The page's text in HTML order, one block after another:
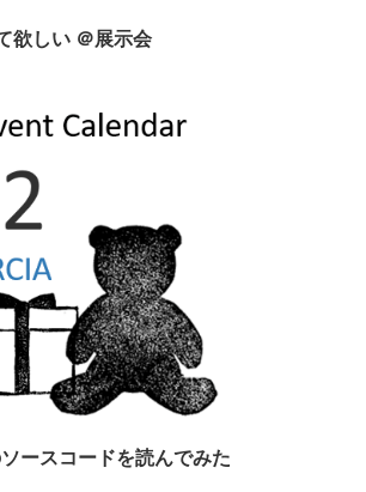
欲しい ＠展示会
ースコードを読んでみた